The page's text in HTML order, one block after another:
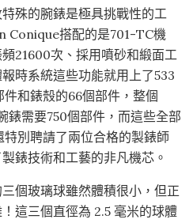
殊的腕錶是極具挑戰性的工
Conique搭配的是701-TC機
21600次、採用噴砂和緞面工
時系統這些功能就用上了533
和錶殼的66個部件，整個
需要750個部件，而這些全部
別聘請了兩位合格的製錶師
錶技術和工藝的非凡機芯。
個玻璃球雖然體積很小，但正
這三個直徑為 2.5 毫米的球體